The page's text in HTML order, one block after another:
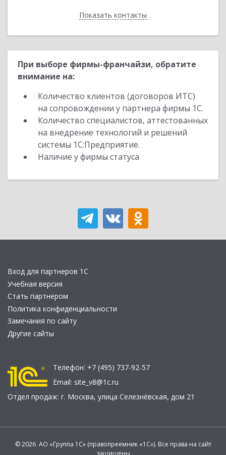
Показать контакты
Назад
При выборе фирмы-франчайзи, обратите
внимание на:
Количество клиентов (договоров ИТС)
на сопровождении у партнера фирмы 1С.
Количество специалистов, аттестованных
на внедрение технологий и решений
системы 1С:Предприятие.
Наличие у фирмы статуса
Вход для партнеров 1С
Учебная версия
Стать партнером
Политика конфиденциальности
Замечания по сайту
Другие сайты
Телефон: +7 (495) 737-92-57
Email: site_v8@1c.ru
Отдел продаж: г. Москва, улица Селезнёвская, дом 21
© 2026 АО «Группа 1С» (правопреемник «1С»). Все права на сайт